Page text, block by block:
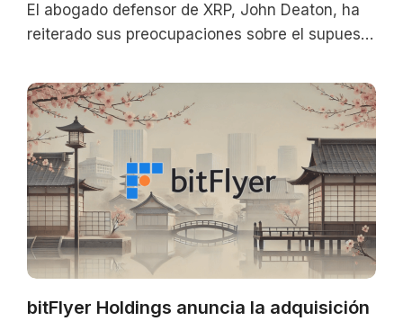
El abogado defensor de XRP, John Deaton, ha
reiterado sus preocupaciones sobre el supuesto
Fried
bitFlyer Holdings anuncia la adquisición